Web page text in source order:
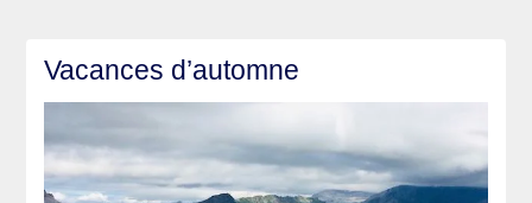
Vacances d’automne